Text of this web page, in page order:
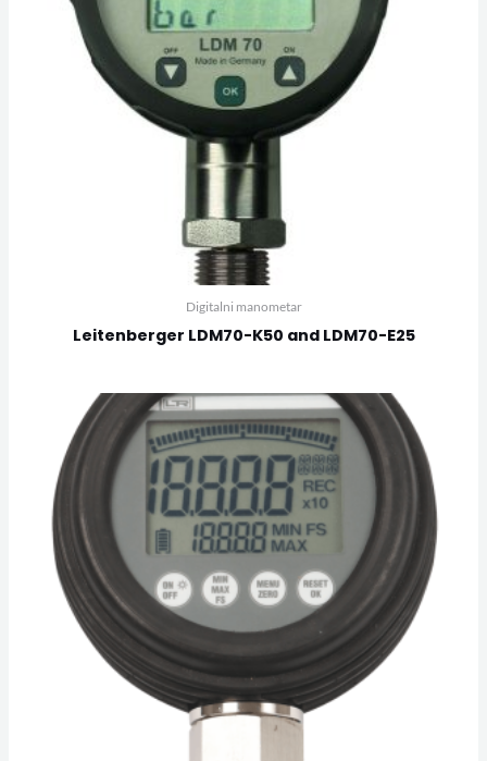
Digitalni manometar
Leitenberger LDM70-K50 and LDM70-E25